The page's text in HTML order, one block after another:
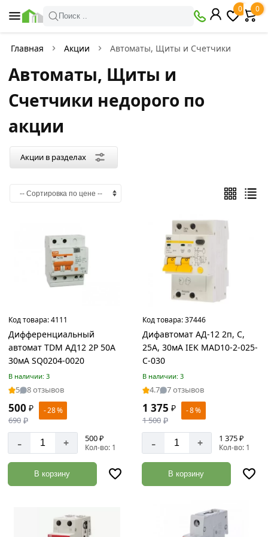
Поиск ..
0 0
Главная Акции Автоматы, Щиты и Счетчики
Автоматы, Щиты и
Счетчики недорого по
акции
Акции в разделах
Акции
разделах
Металлопрокат
по
акции:
Товаров
Товаров
акции:
Товаров
акции:
14
Швеллер
Товаров
акции:
Двутавровая
Товаров
Полоса
Код товара:4111
Дифференциальный
автомат TDM АД12 2Р 50А
30мА SQ0204-0020
В наличии: 3
5 8 отзывов
500 ₽
690 ₽
- 28 %
- + 500 ₽
Кол-во: 1
В корзину
Код товара:37446
Дифавтомат АД-12 2п, C,
25А, 30мА IEK MAD10-2-025-
C-030
В наличии: 3
4.7 7 отзывов
1 375 ₽
1 500 ₽
- 8 %
- + 1 375 ₽
Кол-во: 1
В корзину